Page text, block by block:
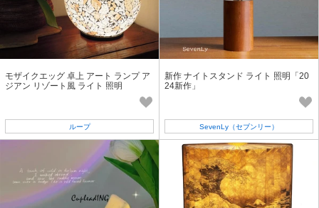
モザイクエッグ 卓上 アート ランプ ア
ジアン リゾート風 ライト 照明
ループ
新作 ナイトスタンド ライト 照明「20
24新作」
SevenLy（セブンリー）